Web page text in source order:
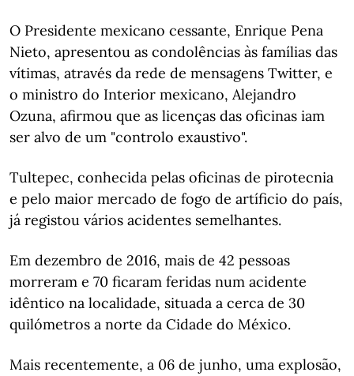
O Presidente mexicano cessante, Enrique Pena
Nieto, apresentou as condolências às famílias das
vítimas, através da rede de mensagens Twitter, e
o ministro do Interior mexicano, Alejandro
Ozuna, afirmou que as licenças das oficinas iam
ser alvo de um "controlo exaustivo".
Tultepec, conhecida pelas oficinas de pirotecnia
e pelo maior mercado de fogo de artíficio do país,
já registou vários acidentes semelhantes.
Em dezembro de 2016, mais de 42 pessoas
morreram e 70 ficaram feridas num acidente
idêntico na localidade, situada a cerca de 30
quilómetros a norte da Cidade do México.
Mais recentemente, a 06 de junho, uma explosão,